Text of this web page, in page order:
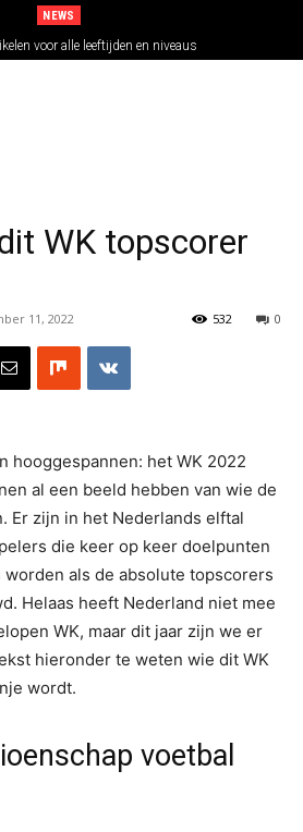
NEWS
voor alle leeftijden en niveaus
WK topscorer
11, 2022 0
532
hooggespannen: het WK 2022
al een beeld hebben van wie de
Er zijn in het Nederlands elftal
die keer op keer doelpunten
als de absolute topscorers
Helaas heeft Nederland niet mee
WK, maar dit jaar zijn we er
hieronder te weten wie dit WK
wordt.
voetbal